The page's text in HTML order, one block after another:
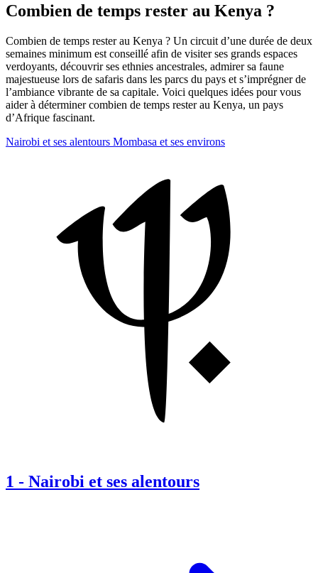
Combien de temps rester au Kenya ?
Combien de temps rester au Kenya ? Un circuit d’une durée de deux
semaines minimum est conseillé afin de visiter ses grands espaces
verdoyants, découvrir ses ethnies ancestrales, admirer sa faune
majestueuse lors de safaris dans les parcs du pays et s’imprégner de
l’ambiance vibrante de sa capitale. Voici quelques idées pour vous
aider à déterminer combien de temps rester au Kenya, un pays
d’Afrique fascinant.
Nairobi et ses alentours Mombasa et ses environs
1 - Nairobi et ses alentours